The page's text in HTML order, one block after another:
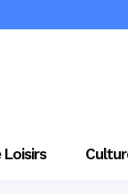
Loisirs